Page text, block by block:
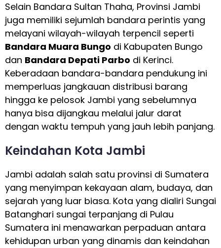
Selain Bandara Sultan Thaha, Provinsi Jambi
juga memiliki sejumlah bandara perintis yang
melayani wilayah-wilayah terpencil seperti
Bandara Muara Bungo di Kabupaten Bungo
dan Bandara Depati Parbo di Kerinci.
Keberadaan bandara-bandara pendukung ini
memperluas jangkauan distribusi barang
hingga ke pelosok Jambi yang sebelumnya
hanya bisa dijangkau melalui jalur darat
dengan waktu tempuh yang jauh lebih panjang.
Keindahan Kota Jambi
Jambi adalah salah satu provinsi di Sumatera
yang menyimpan kekayaan alam, budaya, dan
sejarah yang luar biasa. Kota yang dialiri Sungai
Batanghari sungai terpanjang di Pulau
Sumatera ini menawarkan perpaduan antara
kehidupan urban yang dinamis dan keindahan